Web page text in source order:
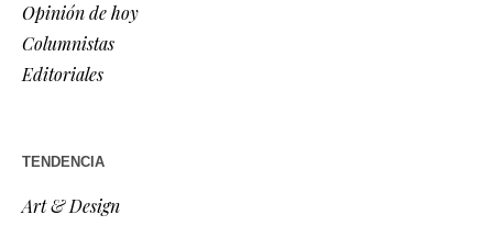
Opinión de hoy
Columnistas
Editoriales
TENDENCIA
Art & Design